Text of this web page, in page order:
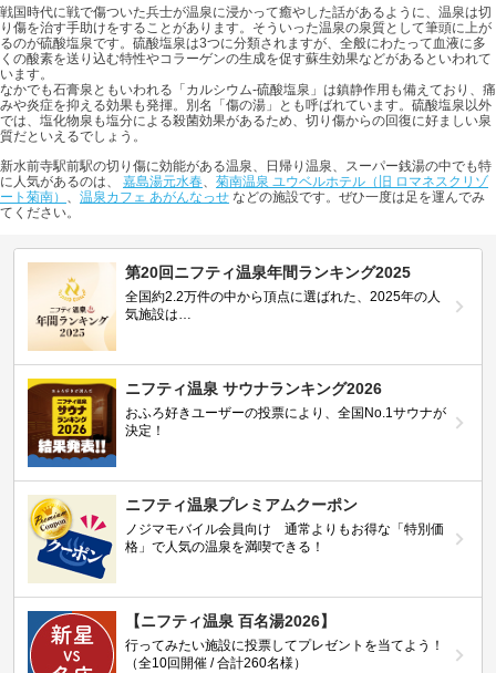
戦国時代に戦で傷ついた兵士が温泉に浸かって癒やした話があるように、温泉は切
り傷を治す手助けをすることがあります。そういった温泉の泉質として筆頭に上が
るのが硫酸塩泉です。硫酸塩泉は3つに分類されますが、全般にわたって血液に多
くの酸素を送り込む特性やコラーゲンの生成を促す蘇生効果などがあるといわれて
います。
なかでも石膏泉ともいわれる「カルシウム-硫酸塩泉」は鎮静作用も備えており、痛
みや炎症を抑える効果も発揮。別名「傷の湯」とも呼ばれています。硫酸塩泉以外
では、塩化物泉も塩分による殺菌効果があるため、切り傷からの回復に好ましい泉
質だといえるでしょう。
新水前寺駅前駅の切り傷に効能がある温泉、日帰り温泉、スーパー銭湯の中でも特
に人気があるのは、 嘉島湯元水春、 菊南温泉 ユウベルホテル（旧 ロマネスクリゾ
ート菊南） 、 温泉カフェ あがんなっせ などの施設です。ぜひ一度は足を運んでみ
てください。
第20回ニフティ温泉年間ランキング2025
全国約2.2万件の中から頂点に選ばれた、2025年の人
気施設は…
ニフティ温泉 サウナランキング2026
おふろ好きユーザーの投票により、全国No.1サウナが
決定！
ニフティ温泉プレミアムクーポン
ノジマモバイル会員向け 通常よりもお得な「特別価
格」で人気の温泉を満喫できる！
【ニフティ温泉 百名湯2026】
行ってみたい施設に投票してプレゼントを当てよう！
（全10回開催 / 合計260名様）